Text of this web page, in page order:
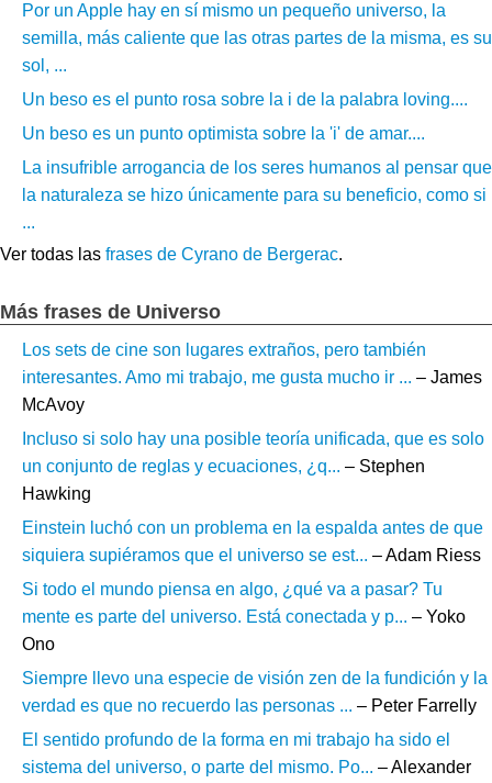
Por un Apple hay en sí mismo un pequeño universo, la
semilla, más caliente que las otras partes de la misma, es su
sol, ...
Un beso es el punto rosa sobre la i de la palabra loving....
Un beso es un punto optimista sobre la 'i' de amar....
La insufrible arrogancia de los seres humanos al pensar que
la naturaleza se hizo únicamente para su beneficio, como si
...
Ver todas las frases de Cyrano de Bergerac.
Más frases de Universo
Los sets de cine son lugares extraños, pero también
interesantes. Amo mi trabajo, me gusta mucho ir ... – James
McAvoy
Incluso si solo hay una posible teoría unificada, que es solo
un conjunto de reglas y ecuaciones, ¿q... – Stephen
Hawking
Einstein luchó con un problema en la espalda antes de que
siquiera supiéramos que el universo se est... – Adam Riess
Si todo el mundo piensa en algo, ¿qué va a pasar? Tu
mente es parte del universo. Está conectada y p... – Yoko
Ono
Siempre llevo una especie de visión zen de la fundición y la
verdad es que no recuerdo las personas ... – Peter Farrelly
El sentido profundo de la forma en mi trabajo ha sido el
sistema del universo, o parte del mismo. Po... – Alexander